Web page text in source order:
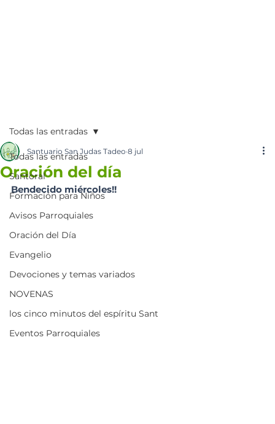
Todas las entradas
Santoral
Formación para Niños
Avisos Parroquiales
Oración del Día
Evangelio
Devociones y temas variados
NOVENAS
los cinco minutos del espíritu Sant
Eventos Parroquiales
Todas las entradas
Oración del día
Santuario San Judas Tadeo 8 jul
Bendecido miércoles!!